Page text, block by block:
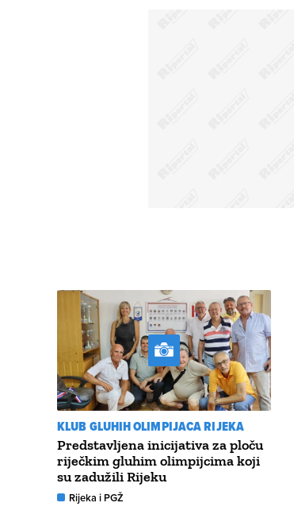
KLUB GLUHIH OLIMPIJACA RIJEKA
Predstavljena inicijativa za ploču
riječkim gluhim olimpijcima koji
su zadužili Rijeku
Rijeka i PGŽ